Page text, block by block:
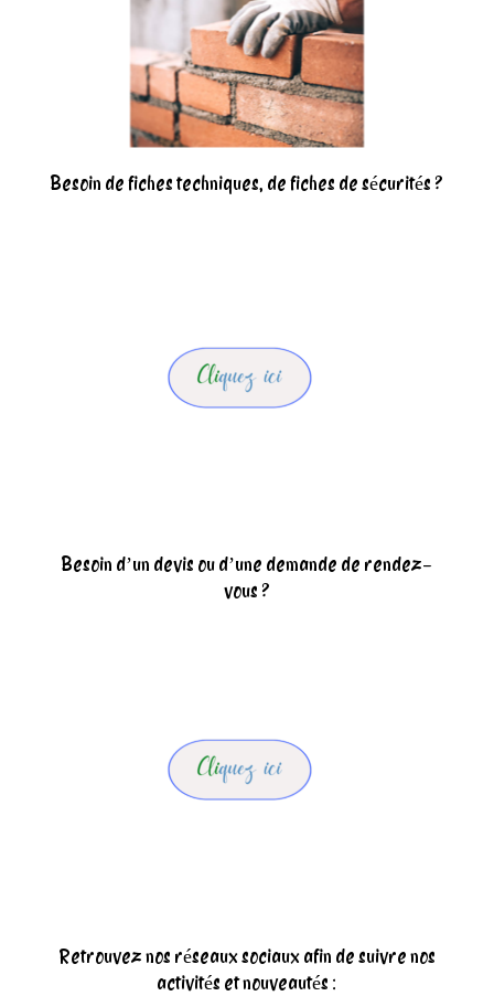
Besoin de fiches techniques, de fiches de sécurités ?
Besoin d’un devis ou d’une demande de rendez-
vous ?
Retrouvez nos réseaux sociaux afin de suivre nos
activités et nouveautés :